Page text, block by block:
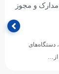
و مجوز
دستگاه‌های